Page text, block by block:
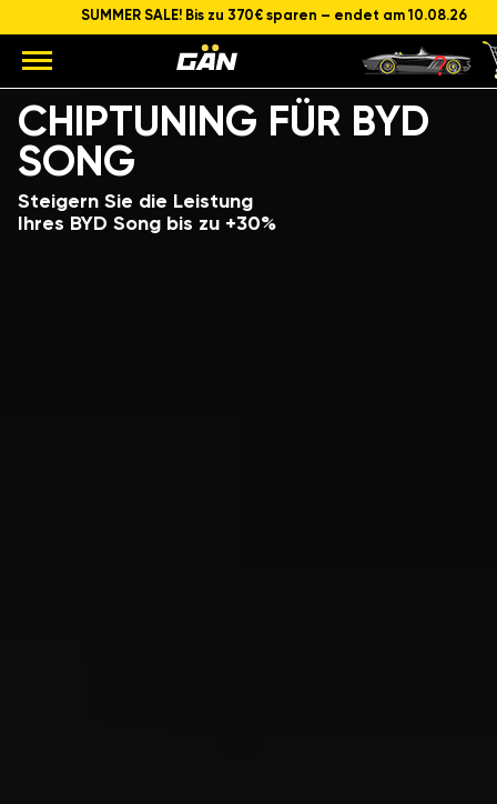
SUMMER SALE! Bis zu 370€ sparen – endet am 10.08.26
CHIPTUNING FÜR BYD
SONG
Steigern Sie die Leistung
Ihres BYD Song bis zu +30%
Modell
Hubraum und Leistung des Motors